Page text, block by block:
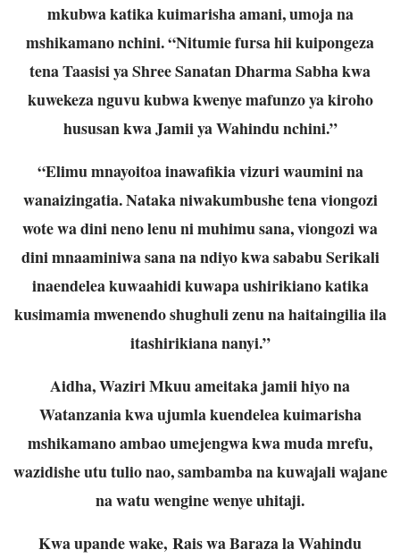
mkubwa katika kuimarisha amani, umoja na
mshikamano nchini. “Nitumie fursa hii kuipongeza
tena Taasisi ya Shree Sanatan Dharma Sabha kwa
kuwekeza nguvu kubwa kwenye mafunzo ya kiroho
hususan kwa Jamii ya Wahindu nchini.”
“Elimu mnayoitoa inawafikia vizuri waumini na
wanaizingatia. Nataka niwakumbushe tena viongozi
wote wa dini neno lenu ni muhimu sana, viongozi wa
dini mnaaminiwa sana na ndiyo kwa sababu Serikali
inaendelea kuwaahidi kuwapa ushirikiano katika
kusimamia mwenendo shughuli zenu na haitaingilia ila
itashirikiana nanyi.”
Aidha, Waziri Mkuu ameitaka jamii hiyo na
Watanzania kwa ujumla kuendelea kuimarisha
mshikamano ambao umejengwa kwa muda mrefu,
wazidishe utu tulio nao, sambamba na kuwajali wajane
na watu wengine wenye uhitaji.
Kwa upande wake, Rais wa Baraza la Wahindu